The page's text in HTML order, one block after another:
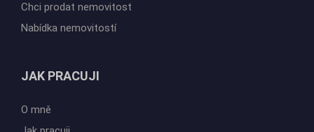
Chci prodat nemovitost
Nabídka nemovitostí
JAK PRACUJI
O mně